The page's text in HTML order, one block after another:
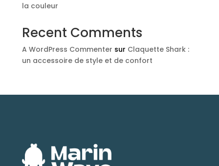
la couleur
Recent Comments
A WordPress Commenter sur Claquette Shark :
un accessoire de style et de confort